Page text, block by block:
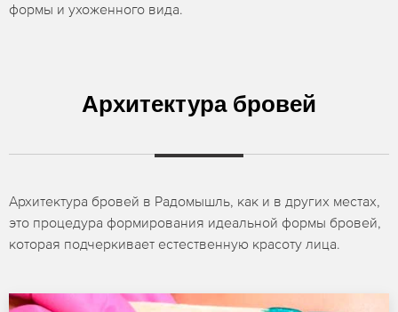
формы и ухоженного вида.
Архитектура бровей
Архитектура бровей в Радомышль, как и в других местах,
это процедура формирования идеальной формы бровей,
которая подчеркивает естественную красоту лица.